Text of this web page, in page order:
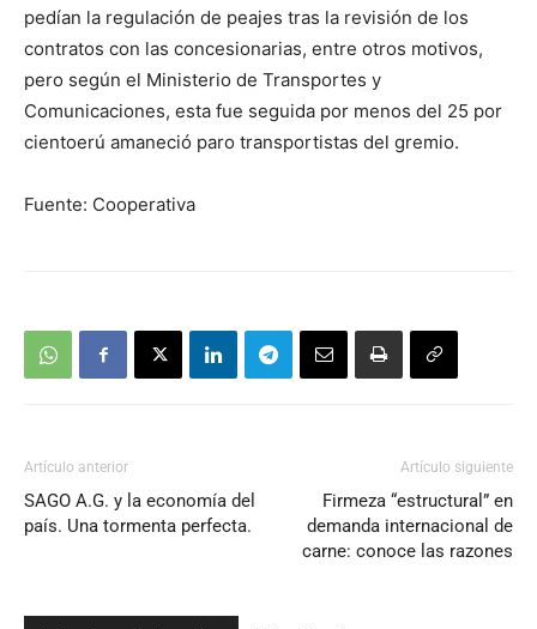
pedían la regulación de peajes tras la revisión de los
contratos con las concesionarias, entre otros motivos,
pero según el Ministerio de Transportes y
Comunicaciones, esta fue seguida por menos del 25 por
cientoerú amaneció paro transportistas del gremio.
Fuente: Cooperativa
Artículo anterior
SAGO A.G. y la economía del
país. Una tormenta perfecta.
Artículo siguiente
Firmeza “estructural” en
demanda internacional de
carne: conoce las razones